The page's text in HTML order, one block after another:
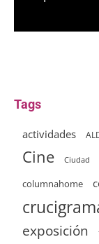
Tags
actividades
Cine Ciudad
columnahome
exposición